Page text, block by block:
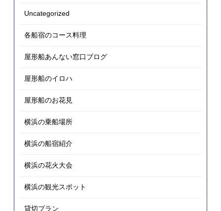
Uncategorized
各船宿のコース料理
屋形船あんない窓口ブログ
屋形船のイロハ
屋形船のお花見
横浜の乗船場所
横浜の船宿紹介
横浜の花火大会
横浜の観光スポット
貸切プラン